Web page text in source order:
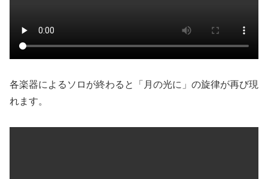
各楽器によるソロが終わると「月の光に」の旋律が再び現
れます。